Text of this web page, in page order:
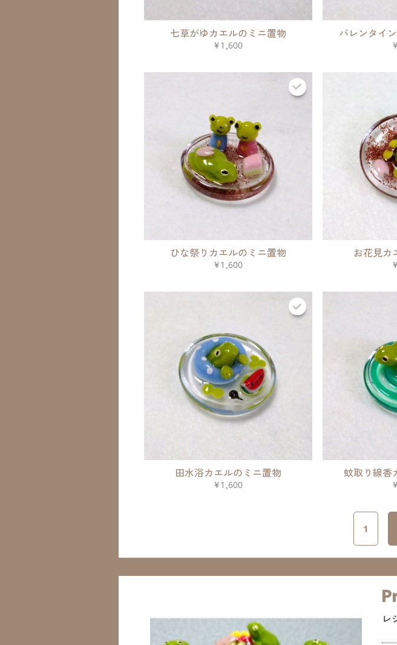
七草がゆカエルのミニ置物
¥1,600
バレンタイ
ひな祭りカエルのミニ置物
¥1,600
お花見カ
田水浴カエルのミニ置物
¥1,600
蚊取り線香
1
レ